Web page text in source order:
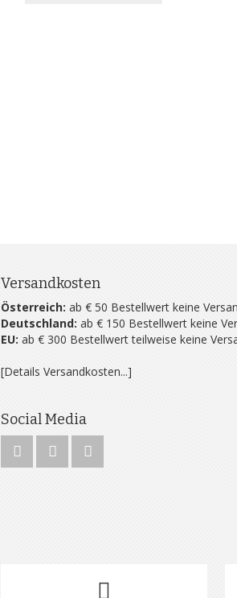
Versandkosten
Österreich: ab € 50 Bestellwert keine
Deutschland: ab € 150 Bestellwert keine
EU: ab € 300 Bestellwert teilweise keine
[Details Versandkosten...]
Social Media